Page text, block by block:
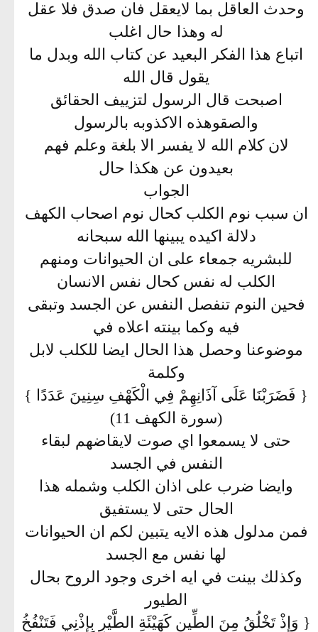
وحدث العاقل بما لايعقل فان صدق فلا عقل
له وهذا حال اغلب
اتباع هذا الفكر البعيد عن كتاب الله وبدل ما
يقول قال الله
اصبحت قال الرسول لتزييف الحقائق
والصقوهذه الاكذوبه بالرسول
لان كلام الله لا يفسر الا بلغة وعلم فهم
بعيدون عن هكذا حال
الجواب
ان سبب نوم الكلب كحال نوم اصحاب الكهف
دلالة اكيده يبينها الله سبحانه
للبشريه جمعاء على ان الحيوانات ومنهم
الكلب له نفس كحال نفس الانسان
فحين النوم تنفصل النفس عن الجسد وتبقى
فيه وكما بينته اعلاه في
موضوعنا وحصل هذا الحال ايضا للكلب لابل
وكلمة
{ فَضَرَبْنَا عَلَى آذَانِهِمْ فِي الْكَهْفِ سِنِينَ عَدَدًا }
(سورة الكهف 11)
حتى لا يسمعوا اي صوت لايقاضهم لبقاء
النفس في الجسد
وايضا ضرب على اذان الكلب وشمله هذا
الحال حتى لا يستفيق
فمن مدلول هذه الايه يتبين لكم ان الحيوانات
لها نفس مع الجسد
وكذلك بينت في ايه اخرى وجود الروح بحال
الطيور
{ وَإِذْ تَخْلُقُ مِنَ الطِّينِ كَهَيْئَةِ الطَّيْرِ بِإِذْنِي فَتَنْفُخُ